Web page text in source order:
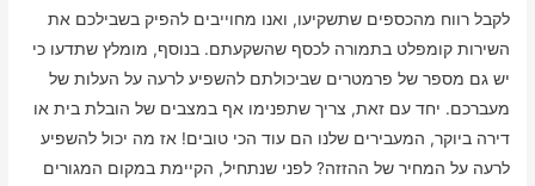
לקבל רווח מהכספים שתשקיעו, ואנו מחוייבים להפיק בשבילכם את
השירות קומפלט בתמורה לכסף שהשקעתם. בנוסף, מומלץ שתדעו כי
יש גם מספר של פרמטרים שביכולתם להשפיע לרעה על העלות של
מעברכם. יחד עם זאת, צריך שתפנימו אף במצבים של הובלת בית או
דירה ביוקר, המעבירים שלנו הם עוד הכי טובים! אז מה יכול להשפיע
לרעה על המחיר של ההזזה? לפני שנתחיל, הקיימת במקום המגורים